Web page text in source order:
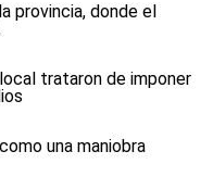
provincia, donde el
trataron de imponer
una maniobra